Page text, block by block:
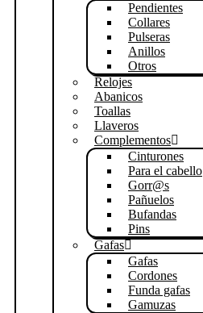
Pendientes
Collares
Pulseras
Anillos
Otros
Relojes
Abanicos
Toallas
Llaveros
Complementos
Cinturones
Para el cabello
Gorr@s
Pañuelos
Bufandas
Pins
Gafas
Gafas
Cordones
Funda gafas
Gamuzas